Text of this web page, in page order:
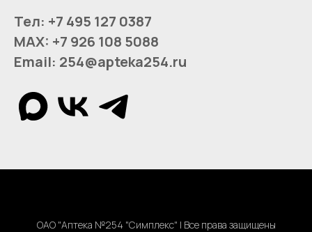
Тел: +7 495 127 0387
MAX: +7 926 108 5088
Email: 254@apteka254.ru
ОАО "Аптека №254 "Симплекс" | Все права защищены